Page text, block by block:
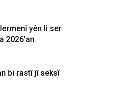
yên li ser
2026'an
bi rastî jî seksî